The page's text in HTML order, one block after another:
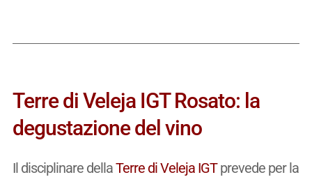
Terre di Veleja IGT Rosato: la
degustazione del vino
Il disciplinare dellaTerre di Veleja IGTprevede per la